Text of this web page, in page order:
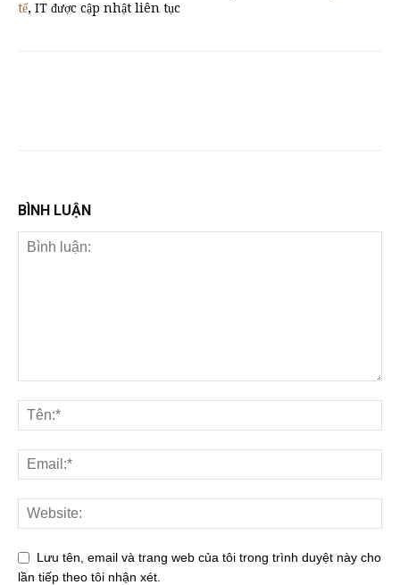
tế, IT được cập nhật liên tục
BÌNH LUẬN
Lưu tên, email và trang web của tôi trong trình duyệt này cho
lần tiếp theo tôi nhận xét.